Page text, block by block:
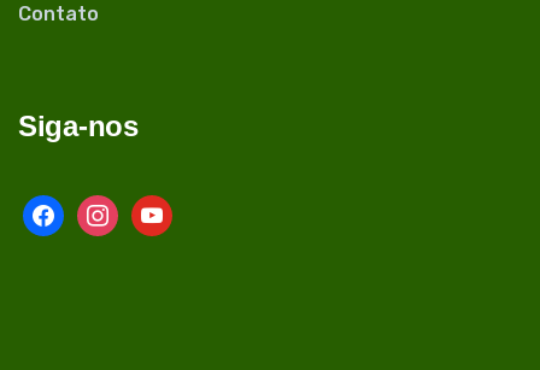
Contato
Siga-nos
facebookinstagram
youtube